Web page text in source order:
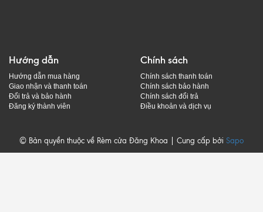
Hướng dẫn
Hướng dẫn mua hàng
Giao nhận và thanh toán
Đổi trả và bảo hành
Đăng ký thành viên
Chính sách
Chính sách thanh toán
Chính sách bảo hành
Chính sách đổi trả
Điều khoản và dịch vụ
© Bản quyền thuộc về Rèm cửa Đăng Khoa | Cung cấp bởi Sapo